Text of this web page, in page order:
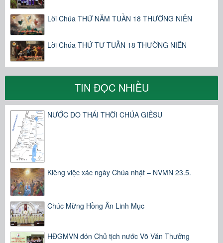
Lời Chúa THỨ NĂM TUẦN 18 THƯỜNG NIÊN
Lời Chúa THỨ TƯ TUẦN 18 THƯỜNG NIÊN
TIN ĐỌC NHIỀU
NƯỚC DO THÁI THỜI CHÚA GIÊSU
Kiêng việc xác ngày Chúa nhật – NVMN 23.5.
Chúc Mừng Hồng Ân Linh Mục
HĐGMVN đón Chủ tịch nước Võ Văn Thưởng